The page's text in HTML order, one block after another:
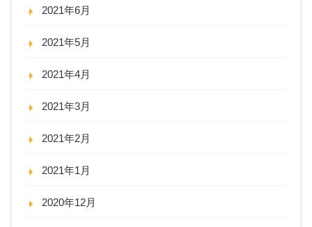
2021年6月
2021年5月
2021年4月
2021年3月
2021年2月
2021年1月
2020年12月